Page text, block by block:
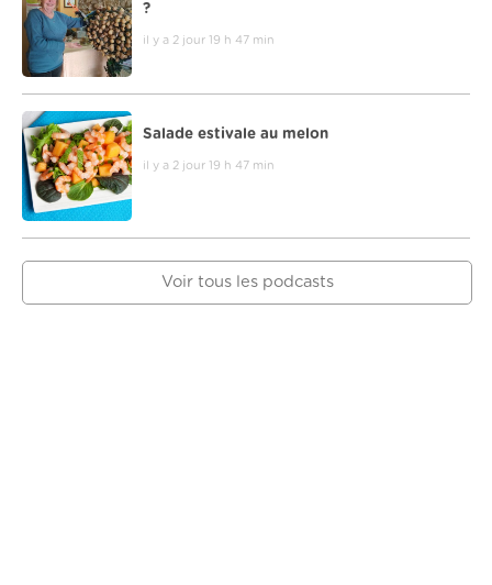
?
il y a 2 jour 19 h 47 min
Salade estivale au melon
il y a 2 jour 19 h 47 min
Voir tous les podcasts